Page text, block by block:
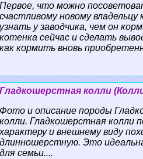
Первое, что можно
счастливому новому владельцу
узнать у заводчика, чем он
котенка сейчас и сделать
как кормить вновь
Гладкошерстная колли
Фото и описание породы
колли. Гладкошерстная колли
хаpaктеру и внешнему виду
длинношерстную. Это
для семьи....